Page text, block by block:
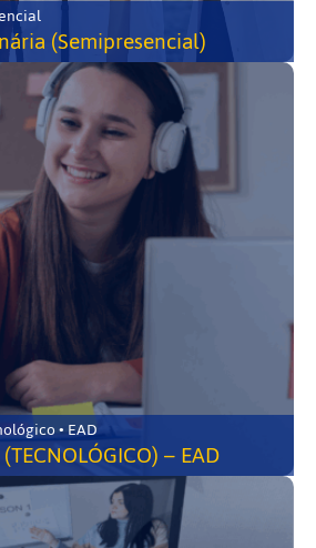
(Semipresencial)
Divinópolis-MG • Tecnológico • EAD
– EAD